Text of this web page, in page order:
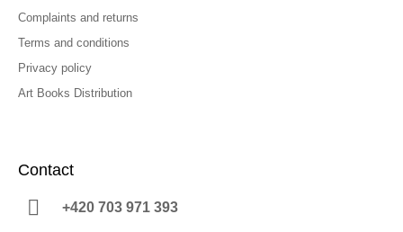
Complaints and returns
Terms and conditions
Privacy policy
Art Books Distribution
Contact
+420 703 971 393